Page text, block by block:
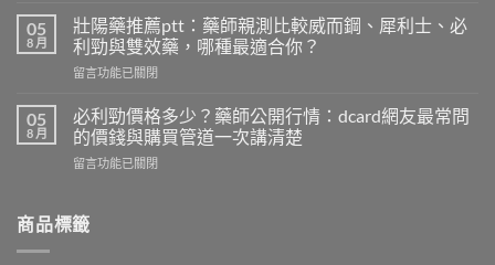
怎
麼
做？
藥
用
PEDT
表
教
利
勁
網
購
騙
頻
傳！
藥
身
05
8 月
壯陽藥推薦ptt：藥師親測比較威而鋼、犀利士、必
利勁與雙效藥，哪種最適合你？
在
陽
藥
推
薦
師
留言功能已關閉
05
8 月
必利勁價格多少？藥師公開行情：dcard網友最常問
的價錢與購買管道一次講清楚
在
勁
價
留言功能已關閉
商品標籤